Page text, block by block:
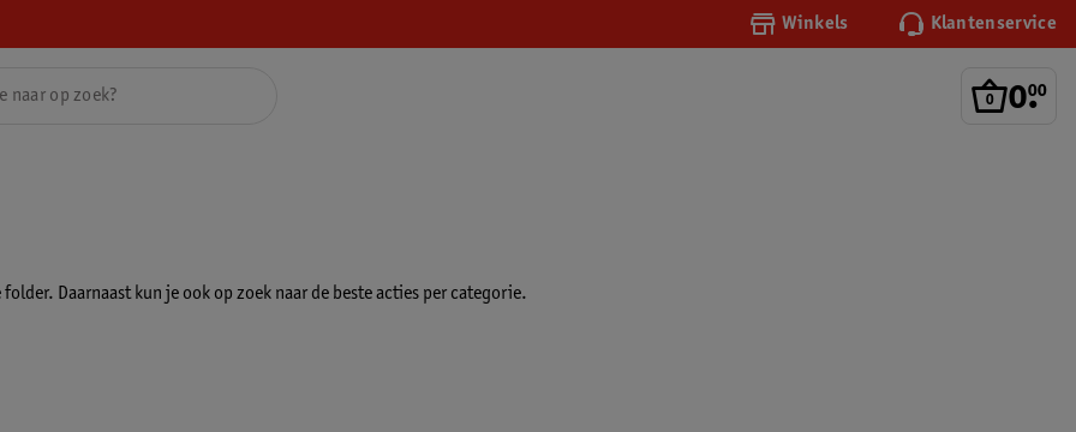
Winkels Klantenservice
0.
00
Daarnaast kun je ook op zoek naar de beste acties per categorie.